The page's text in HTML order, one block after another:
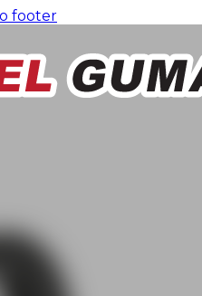
footer